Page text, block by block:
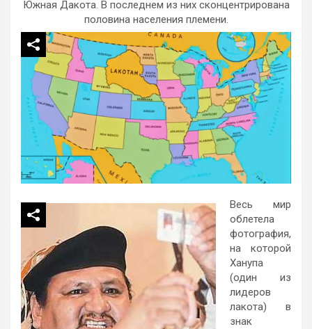
Южная Дакота. В последнем из них сконцентрирована
половина населения племени.
Весь мир
облетела
фотография,
на которой
Ханупа
(один из
лидеров
лакота) в
знак